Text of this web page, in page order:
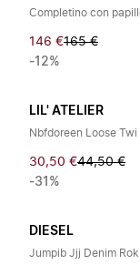
Completino con
146 €165 €
-12%
LIL' ATELIER
Nbfdoreen Loose Twi
30,50 €44,50 €
-31%
DIESEL
Jumpib Jjj Denim Rok